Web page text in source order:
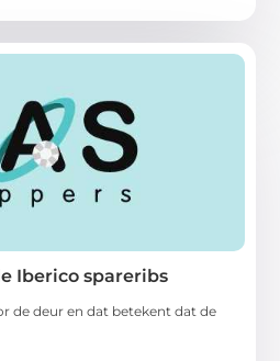
Iberico spareribs
de deur en dat betekent dat de